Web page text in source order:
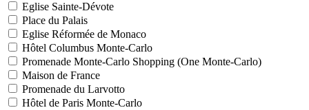
Eglise Sainte-Dévote
Place du Palais
Eglise Réformée de Monaco
Hôtel Columbus Monte-Carlo
Promenade Monte-Carlo Shopping (One Monte-Carlo)
Maison de France
Promenade du Larvotto
Hôtel de Paris Monte-Carlo